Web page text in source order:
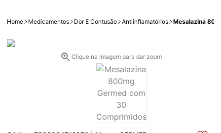
Home Medicamentos Dor E Contusão Antiinflamatórios Mesalazina
Clique na imagem para dar zoom